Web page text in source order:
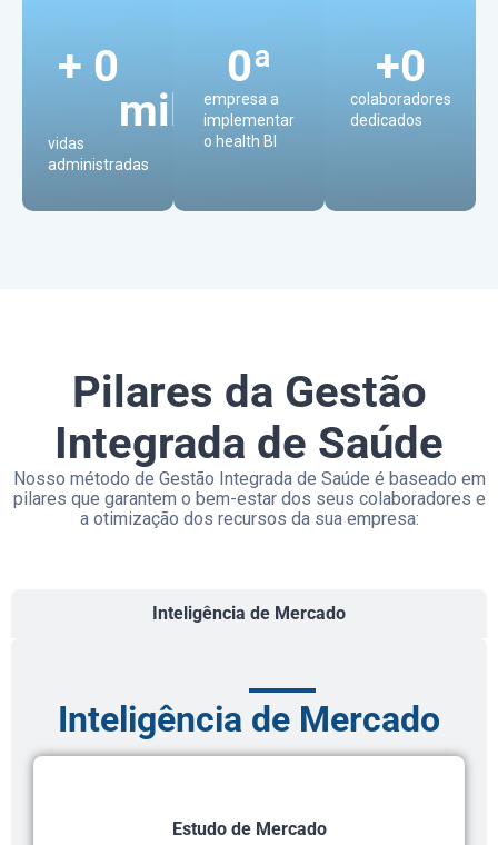
vidas
administradas
+ 0
mil
empresa a
implementar
o health BI
0ª
colaboradores
dedicados
+0
Pilares da Gestão
Integrada de Saúde
Nosso método de Gestão Integrada de Saúde é baseado em
pilares que garantem o bem-estar dos seus colaboradores e
a otimização dos recursos da sua empresa:
Inteligência de Mercado
Inteligência de Mercado
Estudo de Mercado